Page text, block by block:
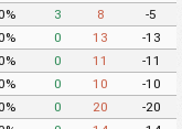
3 8
-5
0 13
-13
0 11
-11
0 10
-10
0 20
-20